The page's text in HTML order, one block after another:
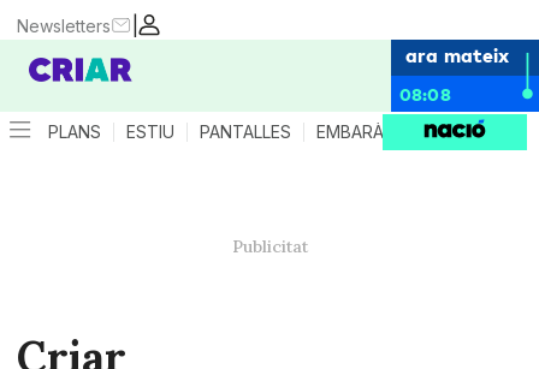
|
Newsletters
ara mateix
08:08
PLANS ESTIU PANTALLES EMBARÀS CRIANÇA
Criar